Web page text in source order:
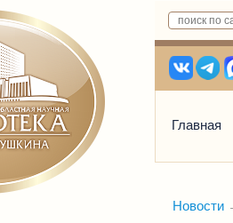
Главная
Новости